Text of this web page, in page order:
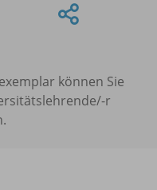
können Sie
r